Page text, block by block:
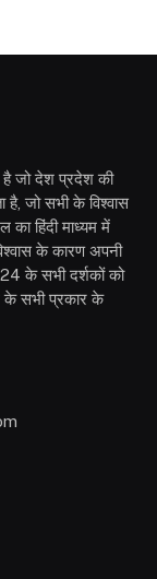
है जो देश प्रदेश की
है, जो सभी के विश्वास
हिंदी माध्यम में
के कारण अपनी
के सभी दर्शकों को
के सभी प्रकार के